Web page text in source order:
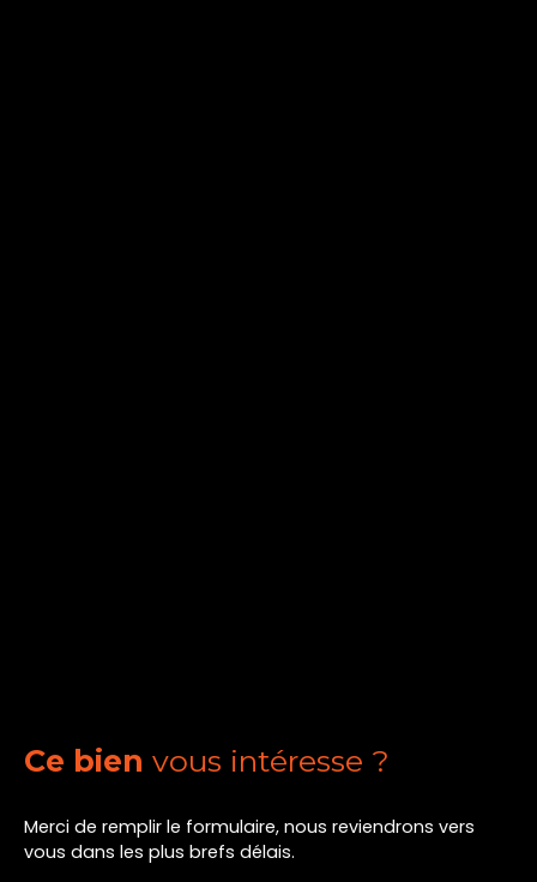
Ce bien vous intéresse ?
Merci de remplir le formulaire, nous reviendrons vers
vous dans les plus brefs délais.